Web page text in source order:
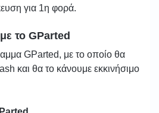
για 1η φορά.
το GParted
GParted, με το οποίο θα
και θα το κάνουμε εκκινήσιμο